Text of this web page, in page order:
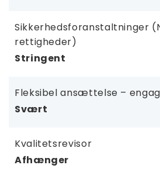
Sikkerhedsforanstaltninger
rettigheder)
Stringent
Fleksibel ansættelse –
Svært
Kvalitetsrevisor
Afhænger